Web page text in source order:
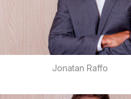
Jonatan Raffo